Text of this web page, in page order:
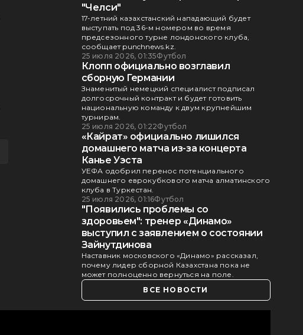
"Челси"
17-летний казахстанский нападающий будет
выступать под 36-м номером во время
предсезонного турне лондонского клуба,
сообщает punchnews.kz.
25 июля 2026, 01:35Футбол
Клопп официально возглавил
сборную Германии
Знаменитый немецкий специалист подписал
долгосрочный контракт и будет готовить
национальную команду к двум крупнейшим
турнирам.
25 июля 2026, 01:22Футбол
«Кайрат» официально лишился
домашнего матча из-за концерта
Канье Уэста
УЕФА одобрил перенос потенциального
домашнего еврокубкового матча алматинского
клуба в Туркестан.
25 июля 2026, 01:16Футбол
"Появились проблемы со
здоровьем": тренер «Динамо»
выступил с заявлением о состоянии
Зайнутдинова
Наставник московского «Динамо» рассказал,
почему лидер сборной Казахстана пока не
может полноценно вернуться на поле.
ВСЕ НОВОСТИ